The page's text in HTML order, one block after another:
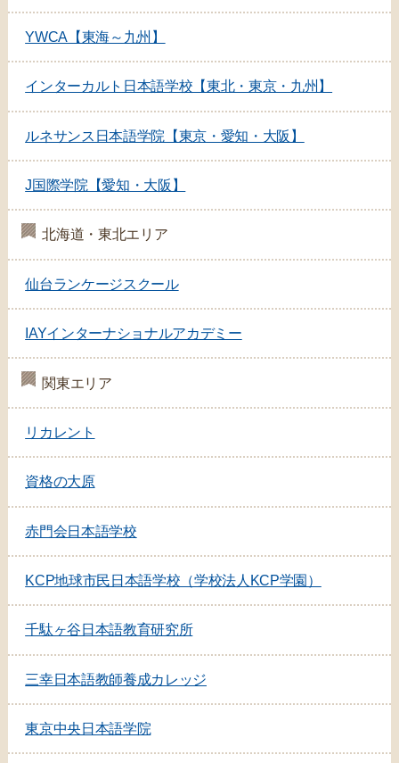
YWCA【東海～九州】
インターカルト日本語学校【東北・東京・九州】
ルネサンス日本語学院【東京・愛知・大阪】
J国際学院【愛知・大阪】
北海道・東北エリア
仙台ランケージスクール
IAYインターナショナルアカデミー
関東エリア
リカレント
資格の大原
赤門会日本語学校
KCP地球市民日本語学校（学校法人KCP学園）
千駄ヶ谷日本語教育研究所
三幸日本語教師養成カレッジ
東京中央日本語学院